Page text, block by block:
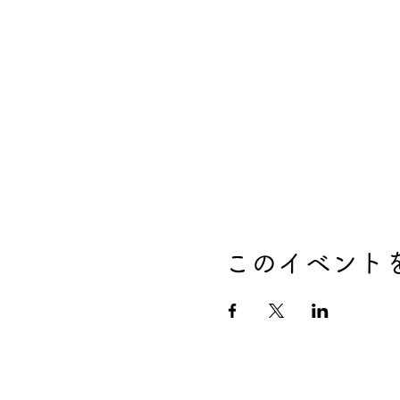
このイベント